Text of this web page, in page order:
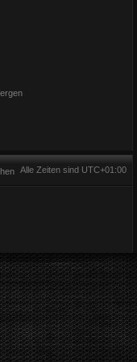
Alle Zeiten sind UTC+01:00